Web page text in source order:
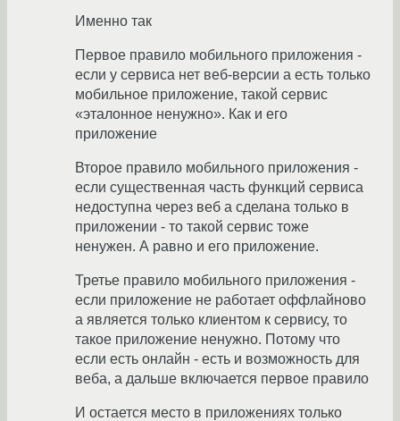
Именно так
Первое правило мобильного приложения -
если у сервиса нет веб-версии а есть только
мобильное приложение, такой сервис
«эталонное ненужно». Как и его
приложение
Второе правило мобильного приложения -
если существенная часть функций сервиса
недоступна через веб а сделана только в
приложении - то такой сервис тоже
ненужен. А равно и его приложение.
Третье правило мобильного приложения -
если приложение не работает оффлайново
а является только клиентом к сервису, то
такое приложение ненужно. Потому что
если есть онлайн - есть и возможность для
веба, а дальше включается первое правило
И остается место в приложениях только